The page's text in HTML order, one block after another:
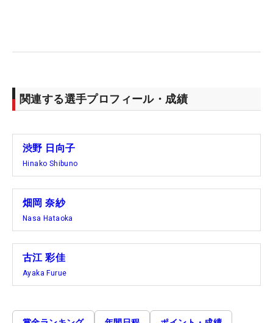
関連する選手プロフィール・成績
渋野 日向子
Hinako Shibuno
畑岡 奈紗
Nasa Hataoka
古江 彩佳
Ayaka Furue